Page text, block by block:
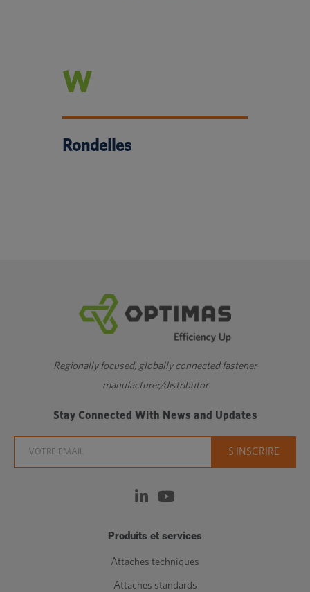
W
Rondelles
Regionally focused, globally connected fastener
manufacturer/distributor
Stay Connected With News and Updates
Produits et services
Attaches techniques
Attaches standards